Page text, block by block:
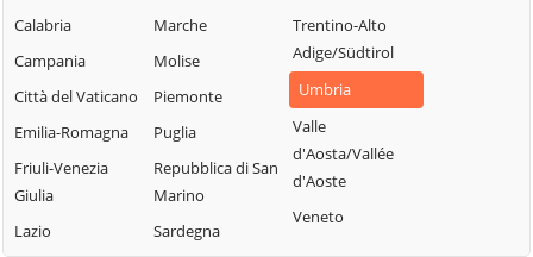
Calabria
Campania
Città del Vaticano
Emilia-Romagna
Friuli-Venezia
Giulia
Lazio
Marche
Molise
Piemonte
Puglia
Repubblica di San
Marino
Sardegna
Trentino-Alto
Adige/Südtirol
Umbria
Valle
d'Aosta/Vallée
d'Aoste
Veneto